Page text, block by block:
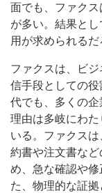
面でも、ファク
が多い。結果と
用が求められるだ
ファクスは、ビ
信手段としての
代でも、多くの
理由は多岐にわ
いる。ファクス
約書や注文書な
め、急な確認や
た、物理的な証